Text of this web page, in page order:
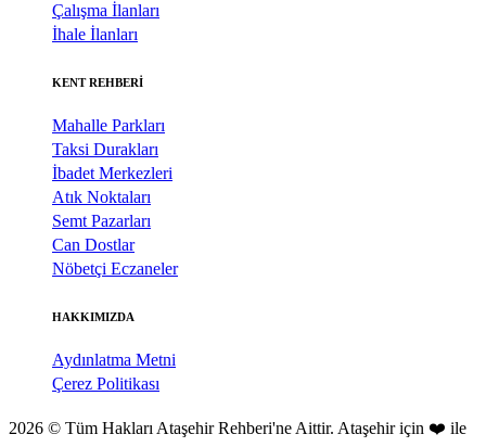
Çalışma İlanları
İhale İlanları
KENT REHBERİ
Mahalle Parkları
Taksi Durakları
İbadet Merkezleri
Atık Noktaları
Semt Pazarları
Can Dostlar
Nöbetçi Eczaneler
HAKKIMIZDA
Aydınlatma Metni
Çerez Politikası
2026 © Tüm Hakları Ataşehir Rehberi'ne Aittir. Ataşehir için ❤️ ile